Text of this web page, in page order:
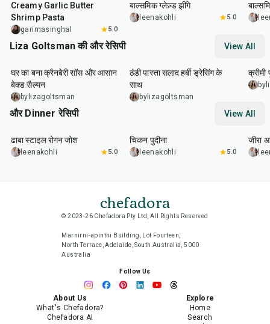
Creamy Garlic Butter
Shrimp Pasta
garimasinghal 5.0
बाल्समिक ग्लेज़्ड झींगे
leenakohli 5.0
Liza Goltsman की और रेसिपी View All
घर का बना क्रैनबेरी सॉस और आसान
बेक्ड सैल्मन
bylizagoltsman
ठंडी पास्ता सलाद हर्बी ड्रेसिंग के
साथ
bylizagoltsman
और Dinner रेसिपी View All
1
ढाबा स्टाइल रोगन जोश
leenakohli 5.0
चिकन पुदीना
leenakohli 5.0
जीरा
chefadora
© 2023-26 Chefadora Pty Ltd, All Rights Reserved
Marnirni-apinthi Building, Lot Fourteen,
North Terrace, Adelaide, South Australia, 5000
Australia
Follow Us
About Us
What's Chefadora?
Chefadora AI
Explore
Home
Search